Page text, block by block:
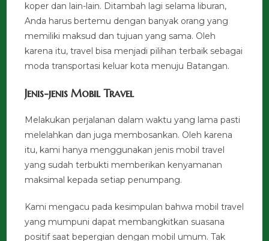
koper dan lain-lain. Ditambah lagi selama liburan,
Anda harus bertemu dengan banyak orang yang
memiliki maksud dan tujuan yang sama. Oleh
karena itu, travel bisa menjadi pilihan terbaik sebagai
moda transportasi keluar kota menuju Batangan.
Jenis-jenis Mobil Travel
Melakukan perjalanan dalam waktu yang lama pasti
melelahkan dan juga membosankan. Oleh karena
itu, kami hanya menggunakan jenis mobil travel
yang sudah terbukti memberikan kenyamanan
maksimal kepada setiap penumpang.
Kami mengacu pada kesimpulan bahwa mobil travel
yang mumpuni dapat membangkitkan suasana
positif saat bepergian dengan mobil umum. Tak